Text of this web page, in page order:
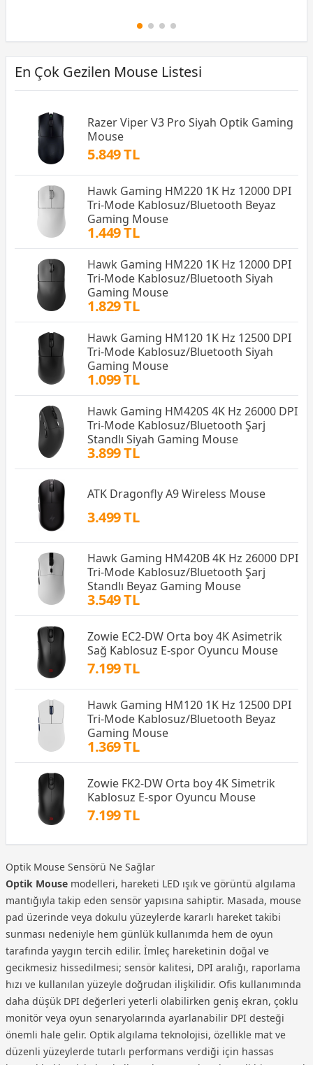
En Çok Gezilen Mouse Listesi
Razer Viper V3 Pro Siyah Optik Gaming
Mouse
5.849 TL
Hawk Gaming HM220 1K Hz 12000 DPI
Tri-Mode Kablosuz/Bluetooth Beyaz
Gaming Mouse
1.449 TL
Hawk Gaming HM220 1K Hz 12000 DPI
Tri-Mode Kablosuz/Bluetooth Siyah
Gaming Mouse
1.829 TL
Hawk Gaming HM120 1K Hz 12500 DPI
Tri-Mode Kablosuz/Bluetooth Siyah
Gaming Mouse
1.099 TL
Hawk Gaming HM420S 4K Hz 26000 DPI
Tri-Mode Kablosuz/Bluetooth Şarj
Standlı Siyah Gaming Mouse
3.899 TL
ATK Dragonfly A9 Wireless Mouse
3.499 TL
Hawk Gaming HM420B 4K Hz 26000 DPI
Tri-Mode Kablosuz/Bluetooth Şarj
Standlı Beyaz Gaming Mouse
3.549 TL
Zowie EC2-DW Orta boy 4K Asimetrik
Sağ Kablosuz E-spor Oyuncu Mouse
7.199 TL
Hawk Gaming HM120 1K Hz 12500 DPI
Tri-Mode Kablosuz/Bluetooth Beyaz
Gaming Mouse
1.369 TL
Zowie FK2-DW Orta boy 4K Simetrik
Kablosuz E-spor Oyuncu Mouse
7.199 TL
Optik Mouse Sensörü Ne Sağlar
Optik Mouse modelleri, hareketi LED ışık ve görüntü algılama
mantığıyla takip eden sensör yapısına sahiptir. Masada, mouse
pad üzerinde veya dokulu yüzeylerde kararlı hareket takibi
sunması nedeniyle hem günlük kullanımda hem de oyun
tarafında yaygın tercih edilir. İmleç hareketinin doğal ve
gecikmesiz hissedilmesi; sensör kalitesi, DPI aralığı, raporlama
hızı ve kullanılan yüzeyle doğrudan ilişkilidir. Ofis kullanımında
daha düşük DPI değerleri yeterli olabilirken geniş ekran, çoklu
monitör veya oyun senaryolarında ayarlanabilir DPI desteği
önemli hale gelir. Optik algılama teknolojisi, özellikle mat ve
düzenli yüzeylerde tutarlı performans verdiği için hassas